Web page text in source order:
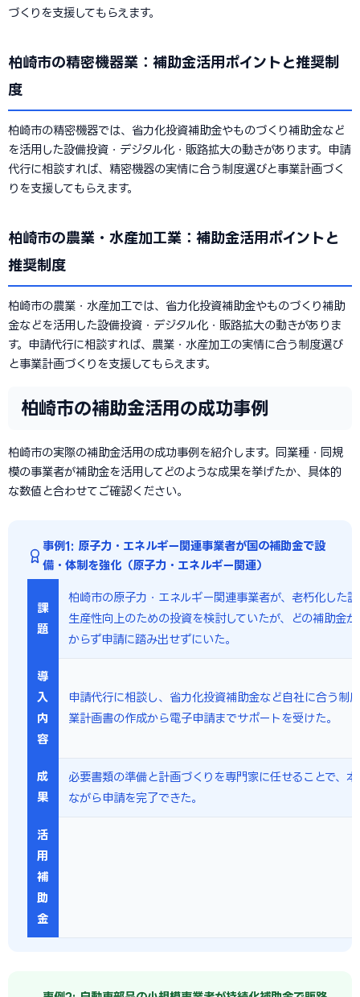
づくりを支援してもらえます。
柏崎市の精密機器業：補助金活用ポイントと推奨制
度
柏崎市の精密機器では、省力化投資補助金やものづくり補助金など
を活用した設備投資・デジタル化・販路拡大の動きがあります。申請
代行に相談すれば、精密機器の実情に合う制度選びと事業計画づく
りを支援してもらえます。
柏崎市の農業・水産加工業：補助金活用ポイントと
推奨制度
柏崎市の農業・水産加工では、省力化投資補助金やものづくり補助
金などを活用した設備投資・デジタル化・販路拡大の動きがありま
す。申請代行に相談すれば、農業・水産加工の実情に合う制度選び
と事業計画づくりを支援してもらえます。
柏崎市の補助金活用の成功事例
柏崎市の実際の補助金活用の成功事例を紹介します。同業種・同規
模の事業者が補助金を活用してどのような成果を挙げたか、具体的
な数値と合わせてご確認ください。
事例1: 原子力・エネルギー関連事業者が国の補助金で設
備・体制を強化（原子力・エネルギー関連）
課
題
柏崎市の原子力・エネルギー関連事業者が、老朽化した
生産性向上のための投資を検討していたが、どの補助金
からず申請に踏み出せずにいた。
導
入
内
容
申請代行に相談し、省力化投資補助金など自社に合う制
業計画書の作成から電子申請までサポートを受けた。
成
果
必要書類の準備と計画づくりを専門家に任せることで、
ながら申請を完了できた。
活
用
補
助
金